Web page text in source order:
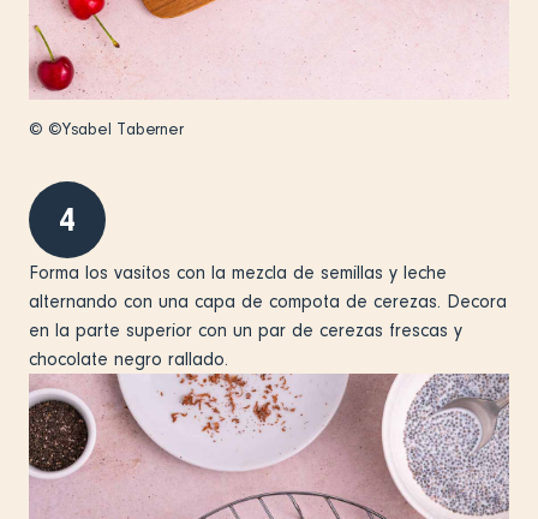
© ©Ysabel Taberner
4
Forma los vasitos con la mezcla de semillas y leche
alternando con una capa de compota de cerezas. Decora
en la parte superior con un par de cerezas frescas y
chocolate negro rallado.